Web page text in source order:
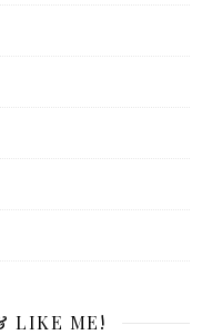
LIKE ME!